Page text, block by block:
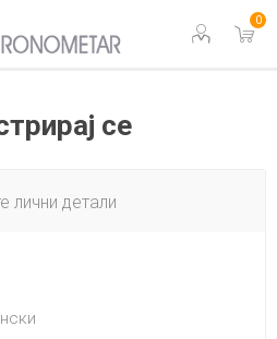
0
се
лични детали